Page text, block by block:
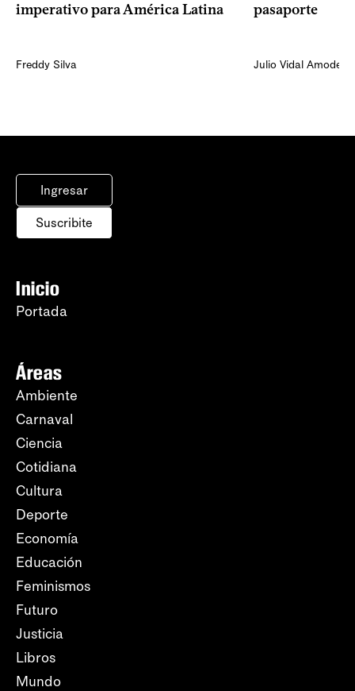
imperativo para América Latina
Freddy Silva
pasaporte
Julio Vidal Amodeo
Ingresar
Suscribite
Inicio
Portada
Áreas
Ambiente
Carnaval
Ciencia
Cotidiana
Cultura
Deporte
Economía
Educación
Feminismos
Futuro
Justicia
Libros
Mundo